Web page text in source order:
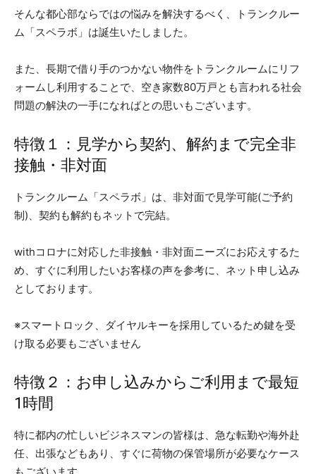
そんな都心部ならではの悩みを解決するべく、トランクルー
ム「スペラボ」は誕生いたしました。
また、長期で借り手のつかない物件をトランクルームにリフ
ォームし利用することで、空き家数80万戸とも言われる社会
問題の解決の一手になればとの思いもございます。
特徴１：見学から契約、解約まで完全非
接触・非対面
トランクルーム「スペラボ」は、非対面で見学可能(ご予約
制)、契約も解約もネットで完結。
withコロナに対応した非接触・非対面ニーズにお応えするた
め、すぐに利用したいお客様の声を参考に、ネット申し込み
としております。
※スマートロック、ダイヤルキーを採用しているため鍵を受
け取る必要もございません
特徴２：お申し込みからご利用まで最短
1時間
特に都内の忙しいビジネスマンの皆様は、急な転勤や海外赴
任、出張などもあり、すぐに荷物の保管場所が必要なケース